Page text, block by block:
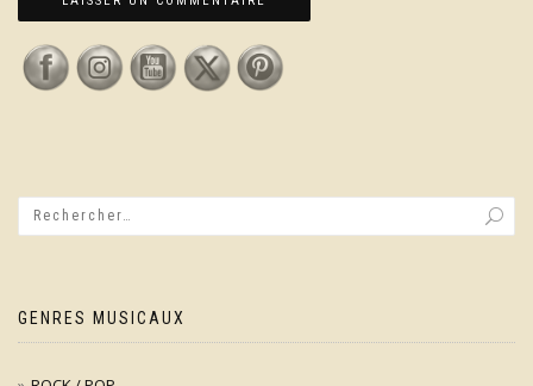
GENRES MUSICAUX